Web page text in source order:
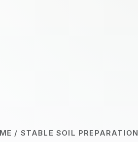
/ STABLE SOIL PREPARATION